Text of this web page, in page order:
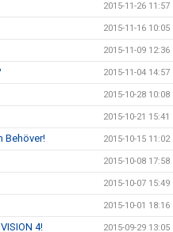
2015-11-26 11:57
2015-11-16 10:05
2015-11-09 12:36
2015-11-04 14:57
2015-10-28 10:08
2015-10-21 15:41
Behöver! 2015-10-15 11:02
2015-10-08 17:58
2015-10-07 15:49
2015-10-01 18:16
4! 2015-09-29 13:05